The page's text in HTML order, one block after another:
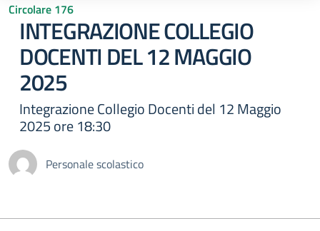
Circolare 176
INTEGRAZIONE COLLEGIO
DOCENTI DEL 12 MAGGIO
2025
Integrazione Collegio Docenti del 12 Maggio
2025 ore 18:30
Personale scolastico